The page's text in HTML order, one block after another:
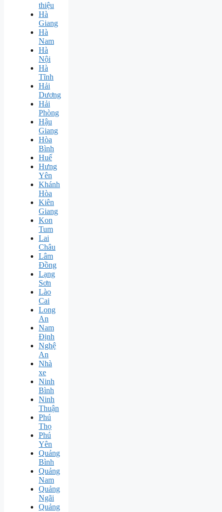
thiệu
Hà
Giang
Hà
Nam
Hà
Nội
Hà
Tĩnh
Hải
Dương
Hải
Phòng
Hậu
Giang
Hòa
Bình
Huế
Hưng
Yên
Khánh
Hòa
Kiên
Giang
Kon
Tum
Lai
Châu
Lâm
Đồng
Lạng
Sơn
Lào
Cai
Long
An
Nam
Định
Nghệ
An
Nhà
xe
Ninh
Bình
Ninh
Thuận
Phú
Thọ
Phú
Yên
Quảng
Bình
Quảng
Nam
Quảng
Ngãi
Quảng